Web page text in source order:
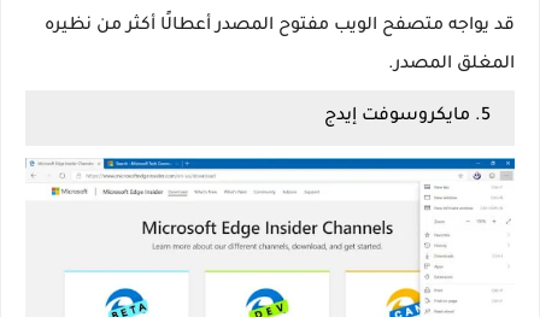
قد يواجه متصفح الويب مفتوح المصدر أعطالًا أكثر من نظيره
المغلق المصدر.
5. مايكروسوفت إيدج